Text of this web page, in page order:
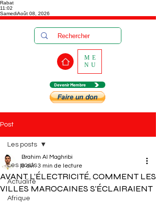
Rabat
11:02
SamediAoût 08, 2026
Devenir Membre
ME
NU
Post
Les posts
Actualité
Afrique
Les posts
AVANT L’ÉLECTRICITÉ, COMMENT LES
VILLES MAROCAINES S’ÉCLAIRAIENT
Brahim Al Maghribi
6 avr. 3 min de lecture